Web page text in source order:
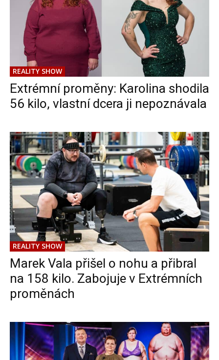
REALITY SHOW
Extrémní proměny: Karolina shodila
56 kilo, vlastní dcera ji nepoznávala
REALITY SHOW
Marek Vala přišel o nohu a přibral
na 158 kilo. Zabojuje v Extrémních
proměnách